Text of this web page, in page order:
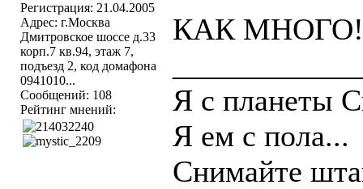
Регистрация: 21.04.2005
Адрес: г.Москва
Дмитровское шоссе д.33
корп.7 кв.94, этаж 7,
подъезд 2, код домафона
0941010...
Сообщений: 108
Рейтинг мнений:
КАК
Я с планеты
Я ем с пола...
Снимайте